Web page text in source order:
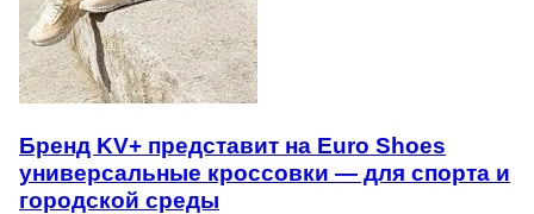
Бренд KV+ представит на Euro Shoes
универсальные кроссовки — для спорта и
городской среды